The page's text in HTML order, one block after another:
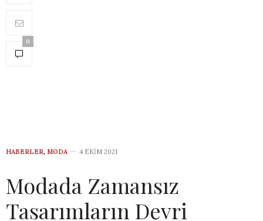
0
HABERLER, MODA 4 EKIM 2021
Modada Zamansız
Tasarımların Devri